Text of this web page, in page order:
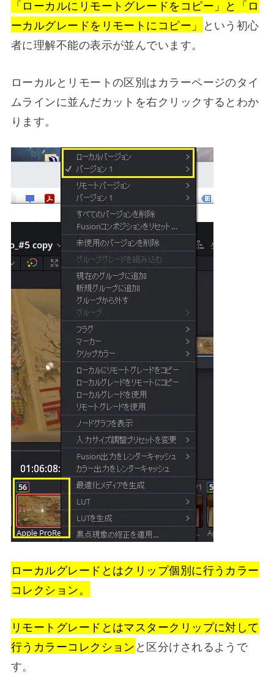
「ローカルにリモートグレードをコピー」と「ロ
ーカルグレードをリモートにコピー」 という初心
者に理解不能の表示が並んでいます。
ローカルとリモートの区別はカラーページのタイ
ムラインに並んだカットを右クリックするとわか
ります。
ローカルグレードとはクリップ個別に行うカラー
コレクション。
リモートグレードとはマスタークリップに対して
行うカラーコレクションと区分けされるようで
す。